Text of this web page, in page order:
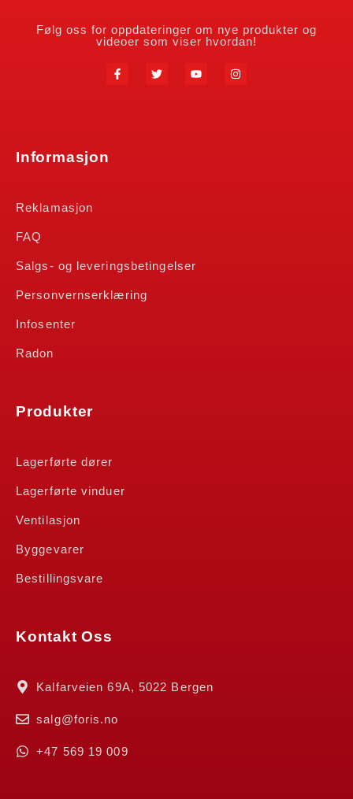
Følg oss for oppdateringer om nye produkter og
videoer som viser hvordan!
Informasjon
Reklamasjon
FAQ
Salgs- og leveringsbetingelser
Personvernserklæring
Infosenter
Radon
Produkter
Lagerførte dører
Lagerførte vinduer
Ventilasjon
Byggevarer
Bestillingsvare
Kontakt Oss
Kalfarveien 69A, 5022 Bergen
salg@foris.no
+47 569 19 009